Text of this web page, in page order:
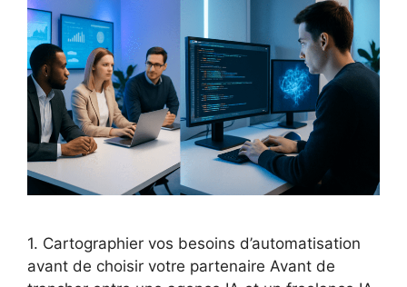
1. Cartographier vos besoins d’automatisation
avant de choisir votre partenaire Avant de